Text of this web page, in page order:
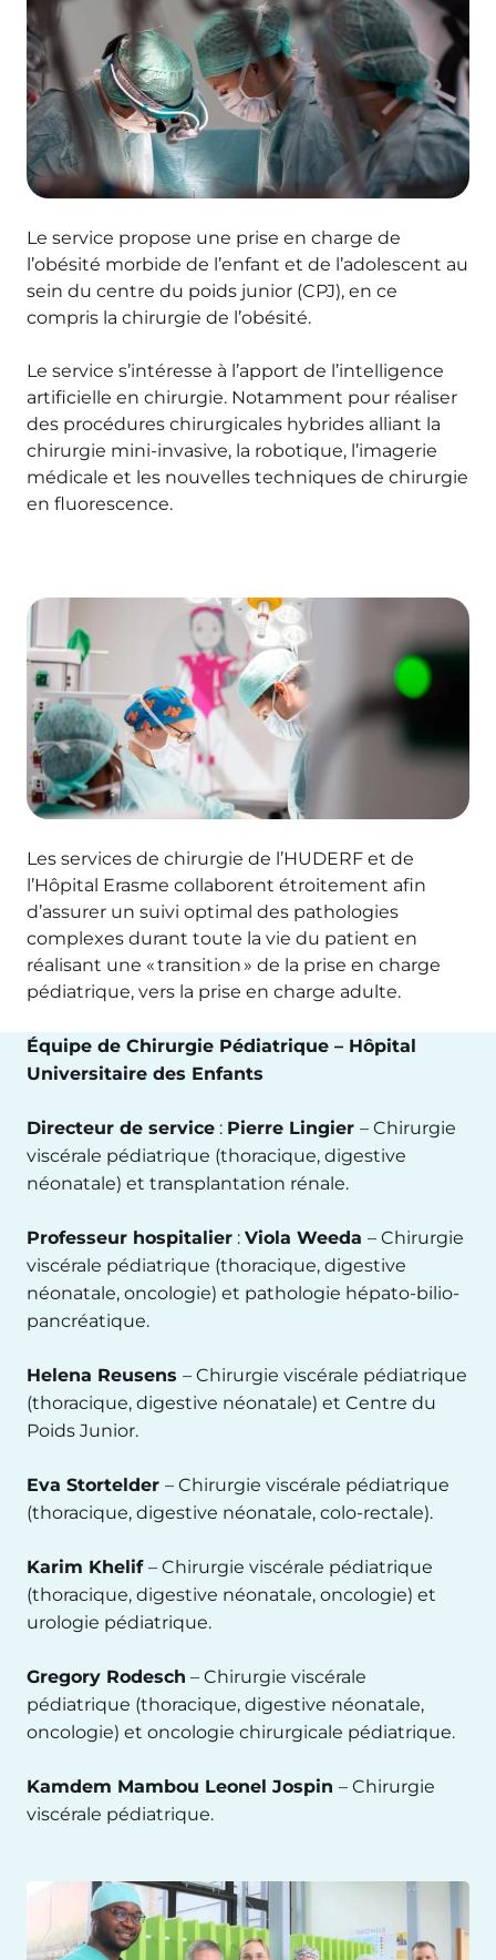
Le service propose une prise en charge de
l’obésité morbide de l’enfant et de l’adolescent au
sein du centre du poids junior (CPJ), en ce
compris la chirurgie de l’obésité.
Le service s’intéresse à l’apport de l’intelligence
artificielle en chirurgie. Notamment pour réaliser
des procédures chirurgicales hybrides alliant la
chirurgie mini-invasive, la robotique, l’imagerie
médicale et les nouvelles techniques de chirurgie
en fluorescence.
Image
Les services de chirurgie de l’HUDERF et de
l’Hôpital Erasme collaborent étroitement afin
d’assurer un suivi optimal des pathologies
complexes durant toute la vie du patient en
réalisant une « transition » de la prise en charge
pédiatrique, vers la prise en charge adulte.
Équipe de Chirurgie Pédiatrique – Hôpital
Universitaire des Enfants
Directeur de service : Pierre Lingier – Chirurgie
viscérale pédiatrique (thoracique, digestive
néonatale) et transplantation rénale.
Professeur hospitalier : Viola Weeda – Chirurgie
viscérale pédiatrique (thoracique, digestive
néonatale, oncologie) et pathologie hépato-bilio-
pancréatique.
Helena Reusens – Chirurgie viscérale pédiatrique
(thoracique, digestive néonatale) et Centre du
Poids Junior.
Eva Stortelder – Chirurgie viscérale pédiatrique
(thoracique, digestive néonatale, colo-rectale).
Karim Khelif – Chirurgie viscérale pédiatrique
(thoracique, digestive néonatale, oncologie) et
urologie pédiatrique.
Gregory Rodesch – Chirurgie viscérale
pédiatrique (thoracique, digestive néonatale,
oncologie) et oncologie chirurgicale pédiatrique.
Kamdem Mambou Leonel Jospin – Chirurgie
viscérale pédiatrique.